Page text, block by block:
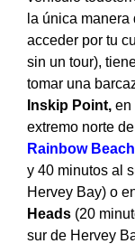
la única manera
acceder por tu
sin un tour),
tomar una
Inskip Point, en
extremo norte de
Rainbow Beach
y 40 minutos al
Hervey Bay) o
Heads (20
sur de Hervey